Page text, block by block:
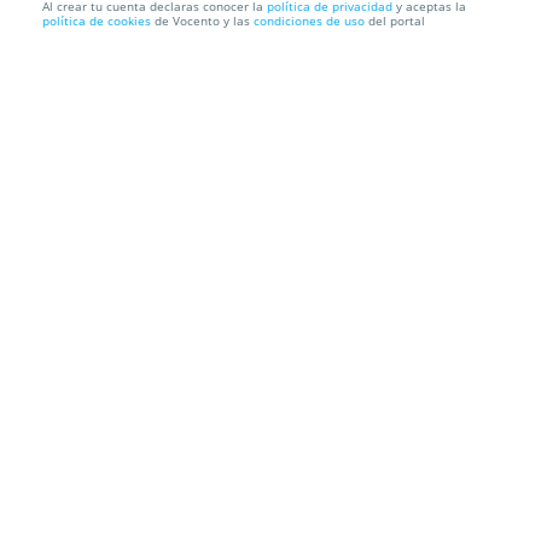
FACIAL JAPONÉS KOBIDO
Al crear tu cuenta declaras conocer la política de privacidad y aceptas la
política de cookies de Vocento y las condiciones de uso del portal